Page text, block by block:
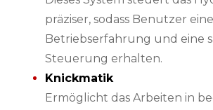
präziser, sodass Benutzer
Betriebserfahrung und eine
Steuerung erhalten.
Knickmatik
Ermöglicht das Arbeiten in